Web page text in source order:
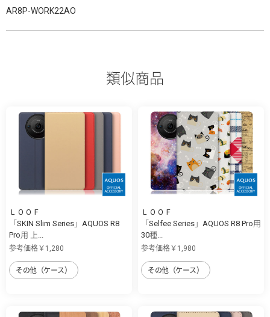
AR8P-WORK22AO
類似商品
ＬＯＯＦ
「SKIN Slim Series」AQUOS R8
Pro用 上...
参考価格￥1,280
その他（ケース）
ＬＯＯＦ
「Selfee Series」AQUOS R8 Pro用
30種...
参考価格￥1,980
その他（ケース）